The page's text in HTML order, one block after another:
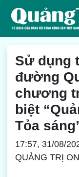
Sử dụng
đường
chương
biệt
Tỏa
17:57, 31/08/
QUẢNG TRỊ